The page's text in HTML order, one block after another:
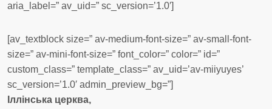
aria_label=” av_uid=” sc_version=’1.0′]
[av_textblock size=” av-medium-font-size=” av-small-font-
size=” av-mini-font-size=” font_color=” color=” id=”
custom_class=” template_class=” av_uid=’av-miiyuyes’
sc_version=’1.0′ admin_preview_bg=”]
Іллінська церква,